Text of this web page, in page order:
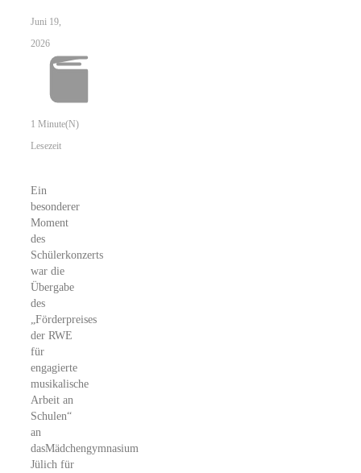
Juni 19,
2026
1 Minute(n)
Lesezeit
Ein
besonderer
Moment
des
Schülerkonzerts
war die
Übergabe
des
„Förderpreises
der RWE
für
engagierte
musikalische
Arbeit an
Schulen“
an
dasMädchengymnasium
Jülich für